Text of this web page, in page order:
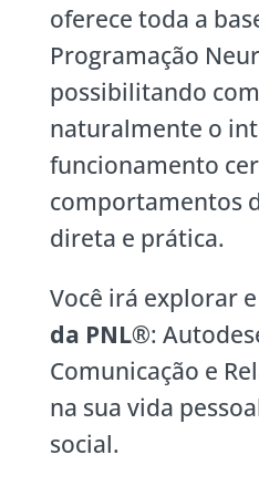
oferece toda a
Programação
possibilitando
naturalmente o
funcionamento
comportamentos
direta e prática.
Você irá explorar
da PNL®:
Comunicação e
na sua vida
social.